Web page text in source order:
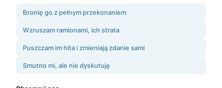
Bronię go z pełnym przekonaniem
Wzruszam ramionami, ich strata
Puszczam im hita i zmieniają zdanie sami
Smutno mi, ale nie dyskutuję